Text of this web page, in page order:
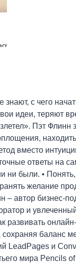
с чего
идеи, теряют
Пэт Флинн
вместо
ответы на
ни были. •
желание
– автор бизнес-
и
развивать
сохраняя баланс
LeadPages и
мира Pencils